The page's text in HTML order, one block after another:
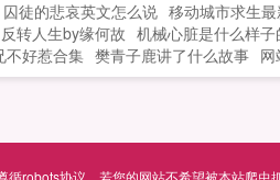
囚徒的悲哀英文怎么说 移动城市求生
反转人生by缘何故 机械心脏是什么样子
不好惹合集 樊青子鹿讲了什么故事 网
robots协议，若您的网站不希望被本站爬虫